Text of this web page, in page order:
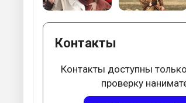
Контакты
Контакты доступны
проверку